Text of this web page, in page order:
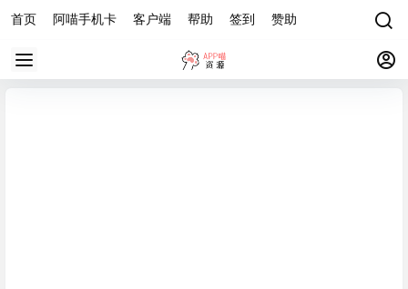
首页 阿喵手机卡 客户端 帮助 签到 赞助